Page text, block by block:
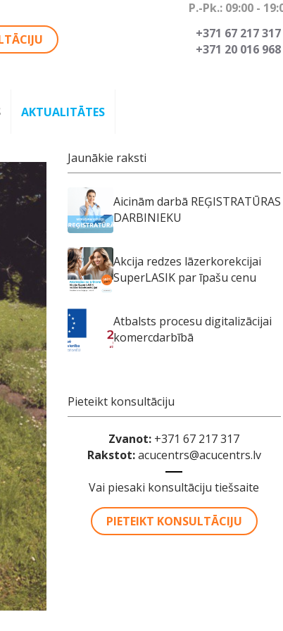
P.-Pk.: 09:00 -
+371 67 217 317
+371 20 016 968
AKTUALITĀTES
Jaunākie raksti
Aicinām darbā REĢISTRATŪRAS
DARBINIEKU
Akcija redzes lāzerkorekcijai
SuperLASIK par īpašu cenu
Atbalsts procesu digitalizācijai
komercdarbībā
Pieteikt konsultāciju
Zvanot: +371 67 217 317
Rakstot:acucentrs@acucentrs.lv
Vai piesaki konsultāciju tiešsaite
PIETEIKT KONSULTĀCIJU